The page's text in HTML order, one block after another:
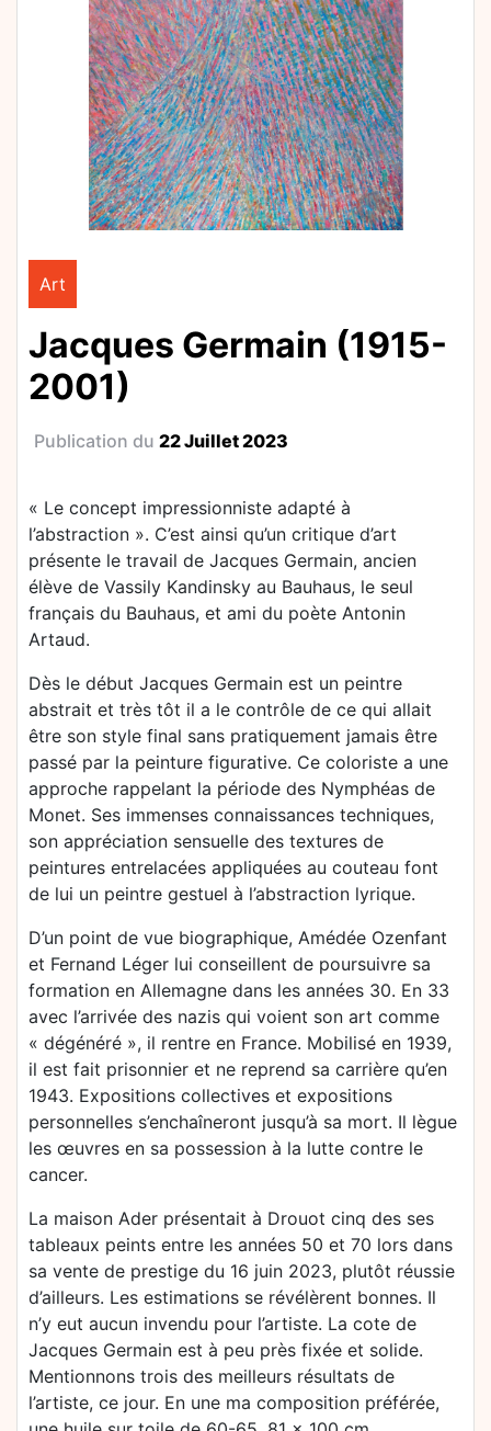
Art
Jacques Germain (1915-
2001)
Publication du 22 Juillet 2023
« Le concept impressionniste adapté à
l’abstraction ». C’est ainsi qu’un critique d’art
présente le travail de Jacques Germain, ancien
élève de Vassily Kandinsky au Bauhaus, le seul
français du Bauhaus, et ami du poète Antonin
Artaud.
Dès le début Jacques Germain est un peintre
abstrait et très tôt il a le contrôle de ce qui allait
être son style final sans pratiquement jamais être
passé par la peinture figurative. Ce coloriste a une
approche rappelant la période des Nymphéas de
Monet. Ses immenses connaissances techniques,
son appréciation sensuelle des textures de
peintures entrelacées appliquées au couteau font
de lui un peintre gestuel à l’abstraction lyrique.
D’un point de vue biographique, Amédée Ozenfant
et Fernand Léger lui conseillent de poursuivre sa
formation en Allemagne dans les années 30. En 33
avec l’arrivée des nazis qui voient son art comme
« dégénéré », il rentre en France. Mobilisé en 1939,
il est fait prisonnier et ne reprend sa carrière qu’en
1943. Expositions collectives et expositions
personnelles s’enchaîneront jusqu’à sa mort. Il lègue
les œuvres en sa possession à la lutte contre le
cancer.
La maison Ader présentait à Drouot cinq des ses
tableaux peints entre les années 50 et 70 lors dans
sa vente de prestige du 16 juin 2023, plutôt réussie
d’ailleurs. Les estimations se révélèrent bonnes. Il
n’y eut aucun invendu pour l’artiste. La cote de
Jacques Germain est à peu près fixée et solide.
Mentionnons trois des meilleurs résultats de
l’artiste, ce jour. En une ma composition préférée,